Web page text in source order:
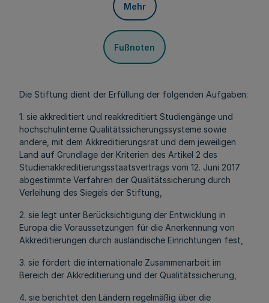
Mehr
Fußnoten
Die Stiftung dient der Erfüllung der folgenden Aufgaben:
1. sie akkreditiert und reakkreditiert Studiengänge und
hochschulinterne Qualitätssicherungssysteme sowie
andere, mit dem Akkreditierungsrat und dem jeweiligen
Land auf Grundlage der Kriterien des Artikel 2 des
Studienakkreditierungsstaatsvertrags vom 12. Juni 2017
abgestimmte Verfahren der Qualitätssicherung durch
Verleihung des Siegels der Stiftung,
2. sie legt unter Berücksichtigung der Entwicklung in
Europa die Voraussetzungen für die Anerkennung von
Akkreditierungen durch ausländische Einrichtungen fest,
3. sie fördert die internationale Zusammenarbeit im
Bereich der Akkreditierung und der Qualitätssicherung,
4. sie berichtet den Ländern regelmäßig über die